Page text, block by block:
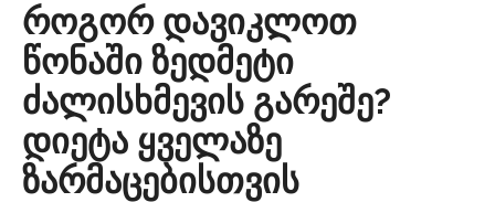
როგორ დავიკლოთ
წონაში ზედმეტი
ძალისხმევის გარეშე?
დიეტა ყველაზე
ზარმაცებისთვის